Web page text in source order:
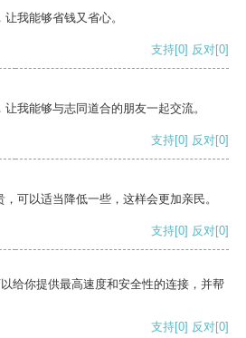
我能够省钱又省心。
支持[0] 反对[0]
我能够与志同道合的朋友一起交流。
支持[0] 反对[0]
可以适当降低一些，这样会更加亲民。
支持[0] 反对[0]
给你提供最高速度和安全性的连接，并帮
支持[0] 反对[0]